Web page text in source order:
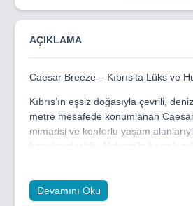
5
of
AÇIKLAMA
Caesar Breeze – Kıbrıs’ta Lüks ve
Kıbrıs’ın eşsiz doğasıyla çevrili,
metre mesafede konumlanan
mimarisi ve konforlu yaşam
konut projesidir. Akdeniz’in berrak
Breeze, lüksü doğayla buluşturan
Devamını Oku